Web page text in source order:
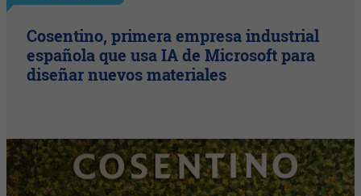
Cosentino, primera empresa industrial
española que usa IA de Microsoft para
diseñar nuevos materiales